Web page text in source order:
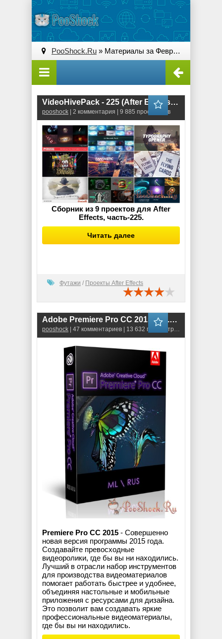
PooShock.Ru » Материалы за Февраль 2016 года » Страница 2
VideoHivePack - 225 (After Effects Projects Pack)
pooshock | 2 комментария | 9 885 просмотров
Сборник из 9 проектов для After
Effects, часть-225.
Читать далее
Футажи / Проекты After Effects
Adobe Premiere Pro CC 2015.2 (9.2.0) ML-RUS
pooshock | 47 комментариев | 13 632 просмотров
Premiere Pro CC 2015 - Совершенно
новая версия программы 2015 года.
Создавайте превосходные
видеоролики, где бы вы ни находились.
Лучший в отрасли набор инструментов
для производства видеоматериалов
помогает работать быстрее и удобнее,
объединяя настольные и мобильные
приложения с ресурсами для дизайна.
Это позволит вам создавать яркие
профессиональные видеоматериалы,
где бы вы ни находились.